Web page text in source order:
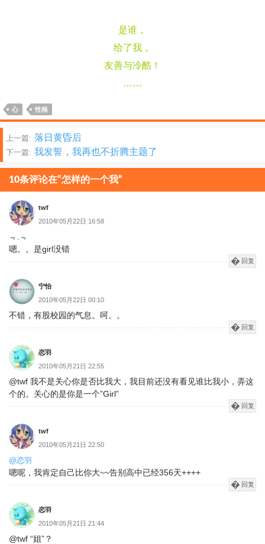
是谁，
给了我，
友善与冷酷！
……
心 性格
文
章
分
页
上一篇: 落日黄昏后
下一篇: 我发誓，我再也不折腾主题了
10条评论在“怎样的一个我”
twf
2010年05月22日 16:58
﹃.﹃
嗯。。是girl没错
回复
宁怡
2010年05月22日 00:10
不错，有股校园的气息。呵。。
回复
恋羽
2010年05月21日 22:55
@twf 我不是关心你是否比我大，我目前还没有看见谁比我小，弄这
个的。关心的是你是一个”Girl”
回复
twf
2010年05月21日 22:50
@恋羽
嗯呢，我肯定自己比你大~~告别高中已经356天++++
回复
恋羽
2010年05月21日 21:44
@twf “姐”？